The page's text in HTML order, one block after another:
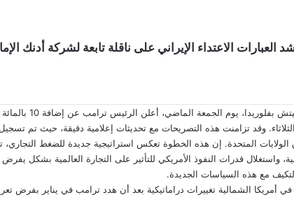
العبارات الاعتداء الإيراني على ناقلة تابعة لشركة أدنك
وفي زيارة ملفتة إلى
الثلاثاء. وقد تزامنت هذه التصريحات مع تحديثات إعلامية دقيقة، حيث تم
بتوقيت شرق الولايات المتحدة. إن هذه الخطوة تعكس استراتيجية جديدة للضغط
واستغلال قدرات النفوذ الأمريكي للتأثير على التجارة العالمية بشكل
مع هذه السياسات الجديدة.
أمريكا الشمالية تغييرات دراماتيكية بعد أن هدد ترامب في يناير بفرض